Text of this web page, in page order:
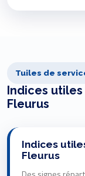
Tuiles de
Indices
Fleurus
Indices
Fleurus